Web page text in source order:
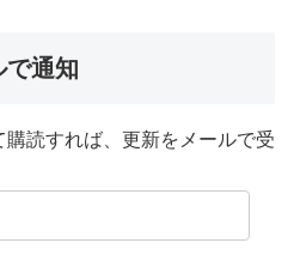
で通知
購読すれば、更新をメールで受